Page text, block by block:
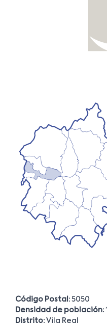
Código Postal: 5050
Densidad de población:
Distrito: Vila Real